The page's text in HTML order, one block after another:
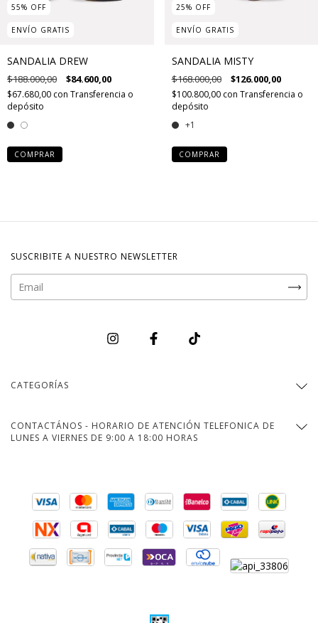
55% OFF
ENVÍO GRATIS
SANDALIA DREW
$188.000,00 $84.600,00
$67.680,00 con Transferencia o
depósito
COMPRAR
25% OFF
ENVÍO GRATIS
SANDALIA MISTY
$168.000,00 $126.000,00
$100.800,00 con Transferencia o
depósito
+1
COMPRAR
SUSCRIBITE A NUESTRO NEWSLETTER
CATEGORÍAS
CONTACTÁNOS - HORARIO DE ATENCIÓN TELEFONICA DE
LUNES A VIERNES DE 9:00 A 18:00 HORAS